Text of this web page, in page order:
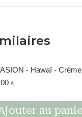
- Hawaï -
€
au